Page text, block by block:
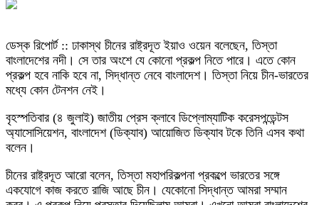
ডেস্ক রিপোর্ট :: ঢাকাস্থ চীনের রাষ্ট্রদূত ইয়াও ওয়েন বলেছেন, তিস্তা
বাংলাদেশের নদী। সে তার অংশে যে কোনো প্রকল্প নিতে পারে। এতে কোন
প্রকল্প হবে নাকি হবে না, সিদ্ধান্ত নেবে বাংলাদেশ। তিস্তা নিয়ে চীন-ভারতের
মধ্যে কোন টেনশন নেই।
বৃহস্পতিবার (৪ জুলাই) জাতীয় প্রেস ক্লাবে ডিপ্লোম্যাটিক করেসপন্ডেন্টস
অ্যাসোসিয়েশন, বাংলাদেশ (ডিক্যাব) আয়োজিত ডিক্যাব টকে তিনি এসব কথা
বলেন।
চীনের রাষ্ট্রদূত আরো বলেন, তিস্তা মহাপরিকল্পনা প্রকল্পে ভারতের সঙ্গে
একযোগে কাজ করতে রাজি আছে চীন। যেকোনো সিদ্ধান্ত আমরা সম্মান